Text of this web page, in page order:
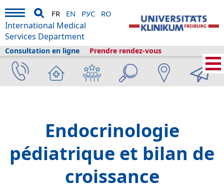
Prendre rendez-vous
Consultation en ligne
FR EN РУС RO
International Medical
Services Department
Services médicaux internationaux A propos de nous
Fribourg et le
tourisme
Informations Bibliothèque de la santé Check-ups
Examens
pédiatriques
Endocrinologie pédiatrique et bilan de croissance
Endocrinologie
pédiatrique et bilan de
croissance